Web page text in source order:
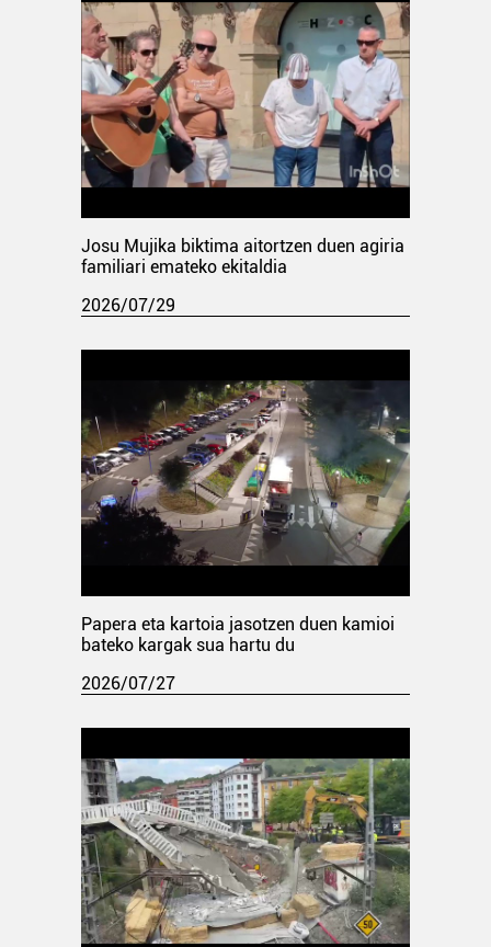
Josu Mujika biktima aitortzen duen agiria
familiari emateko ekitaldia
2026/07/29
Papera eta kartoia jasotzen duen kamioi
bateko kargak sua hartu du
2026/07/27